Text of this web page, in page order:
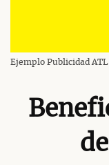
Ejemplo Publicidad